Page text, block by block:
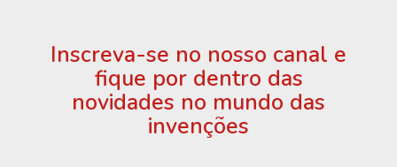
Inscreva-se no nosso canal e
fique por dentro das
novidades no mundo das
invenções